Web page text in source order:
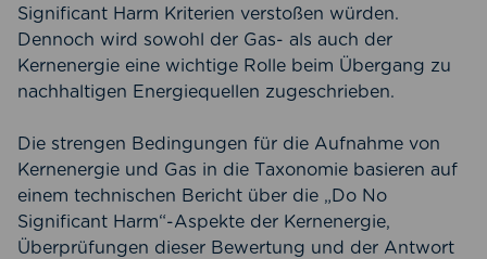
Significant Harm Kriterien verstoßen würden.
Dennoch wird sowohl der Gas- als auch der
Kernenergie eine wichtige Rolle beim Übergang zu
nachhaltigen Energiequellen zugeschrieben.
Die strengen Bedingungen für die Aufnahme von
Kernenergie und Gas in die Taxonomie basieren auf
einem technischen Bericht über die „Do No
Significant Harm“-Aspekte der Kernenergie,
Überprüfungen dieser Bewertung und der Antwort